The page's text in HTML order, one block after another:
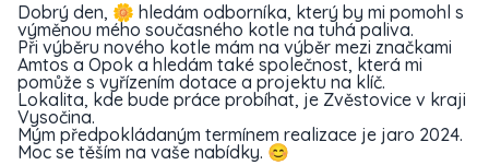
Dobrý den, 🌼 hledám odborníka, který by mi pomohl s
výměnou mého současného kotle na tuhá paliva.
Při výběru nového kotle mám na výběr mezi značkami
Amtos a Opok a hledám také společnost, která mi
pomůže s vyřízením dotace a projektu na klíč.
Lokalita, kde bude práce probíhat, je Zvěstovice v kraji
Vysočina.
Mým předpokládaným termínem realizace je jaro 2024.
Moc se těším na vaše nabídky. 😊